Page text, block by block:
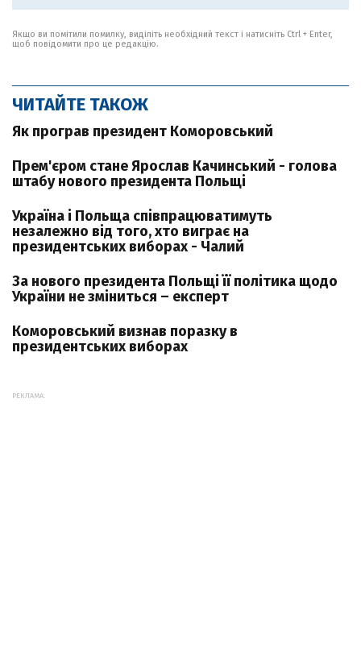
Якщо ви помітили помилку, виділіть необхідний текст і натисніть Ctrl + Enter,
щоб повідомити про це редакцію.
ЧИТАЙТЕ ТАКОЖ
Як програв президент Коморовський
Прем'єром стане Ярослав Качинський - голова
штабу нового президента Польщі
Україна і Польща співпрацюватимуть
незалежно від того, хто виграє на
президентських виборах - Чалий
За нового президента Польщі її політика щодо
України не зміниться – експерт
Коморовський визнав поразку в
президентських виборах
РЕКЛАМА: